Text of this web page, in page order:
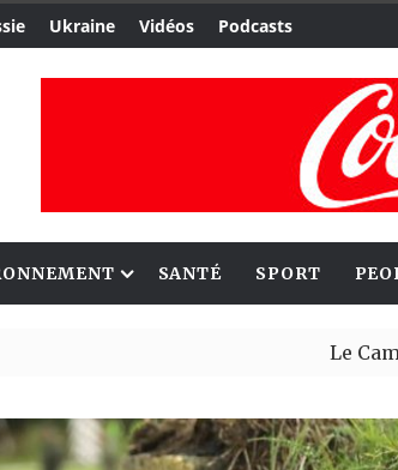
Ukraine Vidéos Podcasts
SANTÉ SPORT
Le Cameroun